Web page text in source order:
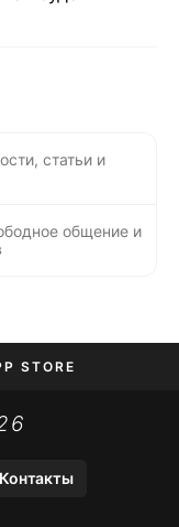
статьи и
общение и
STORE
STORE
Контакты